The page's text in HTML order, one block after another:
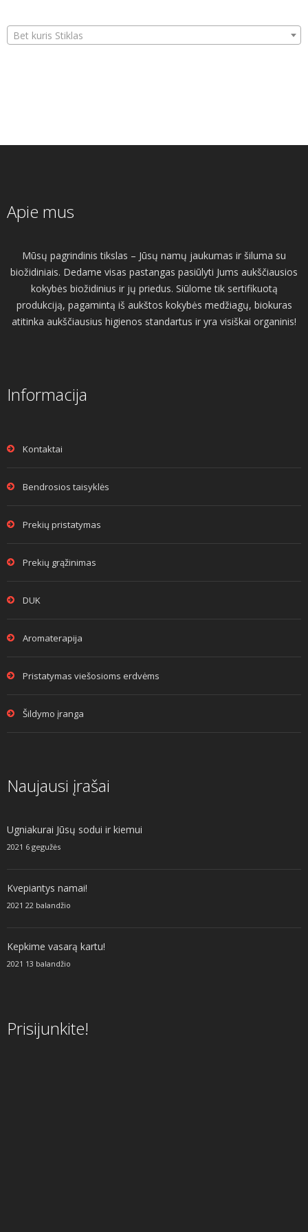
Bet kuris Stiklas
Apie mus
Mūsų pagrindinis tikslas – Jūsų namų jaukumas ir šiluma su
biožidiniais. Dedame visas pastangas pasiūlyti Jums aukščiausios
kokybės biožidinius ir jų priedus. Siūlome tik sertifikuotą
produkciją, pagamintą iš aukštos kokybės medžiagų, biokuras
atitinka aukščiausius higienos standartus ir yra visiškai organinis!
Informacija
Kontaktai
Bendrosios taisyklės
Prekių pristatymas
Prekių grąžinimas
DUK
Aromaterapija
Pristatymas viešosioms erdvėms
Šildymo įranga
Naujausi įrašai
Ugniakurai Jūsų sodui ir kiemui
2021 6 gegužės
Kvepiantys namai!
2021 22 balandžio
Kepkime vasarą kartu!
2021 13 balandžio
Prisijunkite!